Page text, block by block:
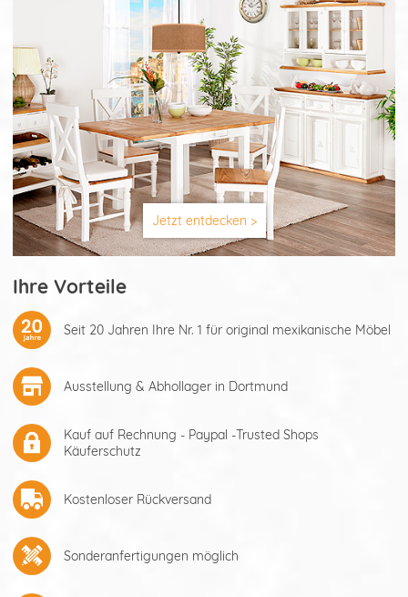
Jetzt entdecken >
Ihre Vorteile
Seit 20 Jahren Ihre Nr. 1 für original mexikanische Möbel
Ausstellung & Abhollager in Dortmund
Kauf auf Rechnung - Paypal -Trusted Shops
Käuferschutz
Kostenloser Rückversand
Sonderanfertigungen möglich